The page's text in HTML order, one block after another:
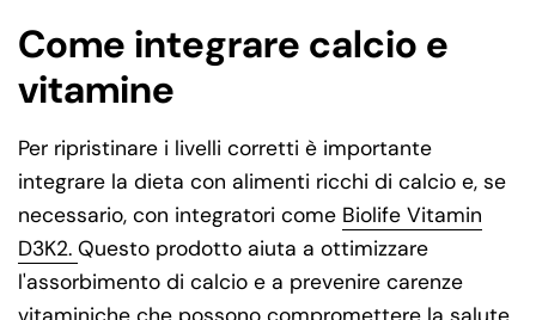
Come integrare calcio e
vitamine
Per ripristinare i livelli corretti è importante
integrare la dieta con alimenti ricchi di calcio e, se
necessario, con integratori come Biolife Vitamin
D3K2. Questo prodotto aiuta a ottimizzare
l'assorbimento di calcio e a prevenire carenze